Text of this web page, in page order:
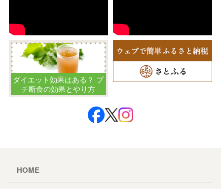
ダイエット効果はある？ プ
チ断食の効果とやり方
HOME